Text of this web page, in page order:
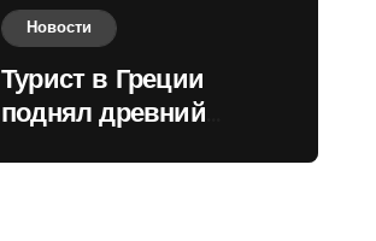
Новости
Турист в Греции
поднял древний